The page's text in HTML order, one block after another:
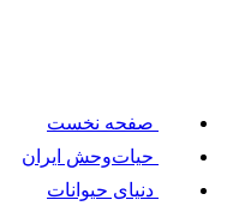
صفحه نخست
حیات‌وحش ایران
دنیای حیوانات